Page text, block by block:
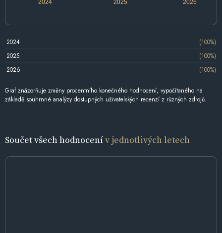
2024 2025 2026
2024
(100%)
2025
(100%)
2026
(100%)
Graf znázorňuje změny procentního konečného hodnocení, vypočítaného na
základě souhrnné analýzy dostupných uživatelských recenzí z různých zdrojů.
Součet všech hodnocenív jednotlivých letech